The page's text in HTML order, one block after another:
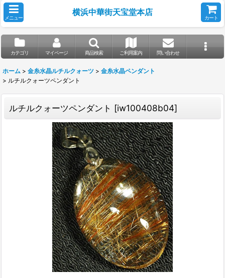
メニュー
横浜中華街天宝堂本店
カート
カテゴリ マイページ 商品検索 ご利用案内 問い合わせ
ホーム > 金糸水晶ルチルクォーツ > 金糸水晶ペンダント
> ルチルクォーツペンダント
ルチルクォーツペンダント [iw100408b04]